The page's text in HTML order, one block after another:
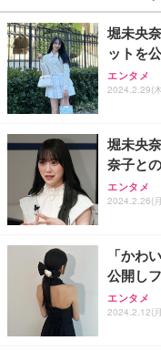
￥27,999
Sezlife
ワーク チ
能 人間工
務用 おし
Sezlife オ
ワーク チ
能 人間工
務用 お
ッシュ 通
ス圧無段
￥
【純正品
フック付
【整備済
ー フル
ort/VGA
【
グモニタ
￥3,234
ネオ・ル
り 単品
Smart
限定】
超厚型 お
アイリス
ュラー
堀未央
ットを
エンタメ
2024.2.29(
堀未央
奈子と
エンタメ
2024.2.26(
「かわ
公開し
エンタメ
2024.2.12(